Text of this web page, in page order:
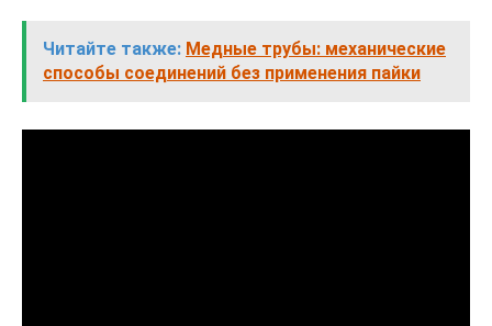
Читайте также: Медные трубы: механические
способы соединений без применения пайки